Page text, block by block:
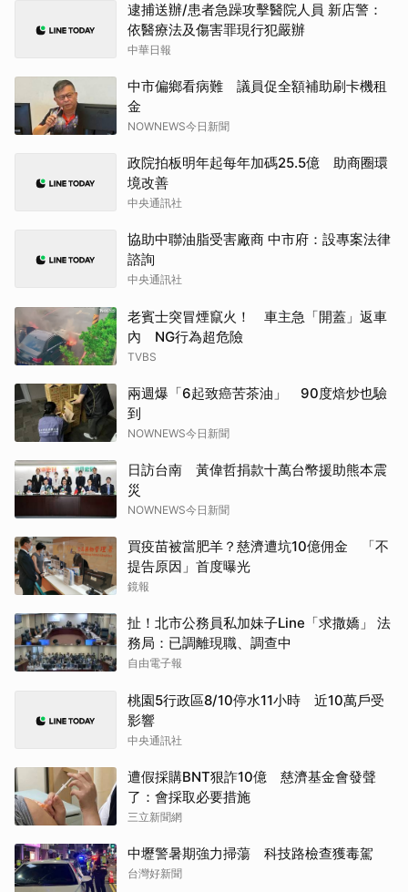
逮捕送辦/患者急躁攻擊醫院人員 新店警：
依醫療法及傷害罪現行犯嚴辦
中華日報
中市偏鄉看病難 議員促全額補助刷卡機租
金
NOWNEWS今日新聞
政院拍板明年起每年加碼25.5億 助商圈環
境改善
中央通訊社
協助中聯油脂受害廠商 中市府：設專案法律
諮詢
中央通訊社
老賓士突冒煙竄火！ 車主急「開蓋」返車
內 NG行為超危險
TVBS
兩週爆「6起致癌苦茶油」 90度焙炒也驗
到
NOWNEWS今日新聞
日訪台南 黃偉哲捐款十萬台幣援助熊本震
災
NOWNEWS今日新聞
買疫苗被當肥羊？慈濟遭坑10億佣金 「不
提告原因」首度曝光
鏡報
扯！北市公務員私加妹子Line「求撒嬌」 法
務局：已調離現職、調查中
自由電子報
桃園5行政區8/10停水11小時 近10萬戶受
影響
中央通訊社
遭假採購BNT狠詐10億 慈濟基金會發聲
了：會採取必要措施
三立新聞網
中壢警暑期強力掃蕩 科技路檢查獲毒駕
台灣好新聞